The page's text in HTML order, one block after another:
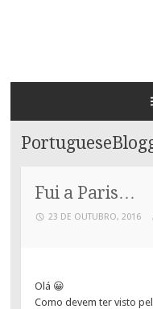
CONTENT
Fui a Paris…
23 DE OUTUBRO, 2016
Olá 😀
Como devem ter visto